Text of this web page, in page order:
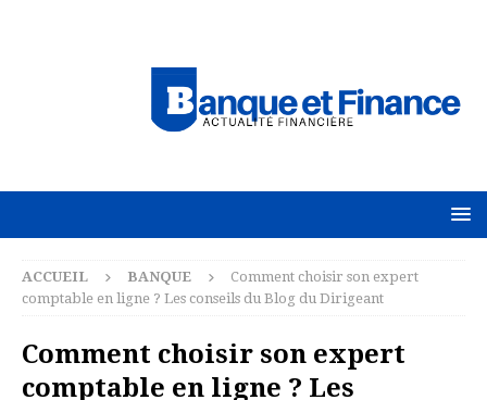
ACCUEIL BANQUE
Comment choisir son expert
comptable en ligne ? Les conseils du Blog du Dirigeant
Comment choisir son expert
comptable en ligne ? Les